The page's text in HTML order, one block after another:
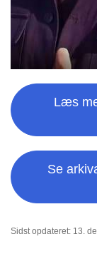
Læs
Se
Sidst opdateret: 13.